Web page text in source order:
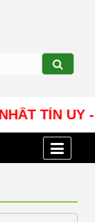
TÍN UY -